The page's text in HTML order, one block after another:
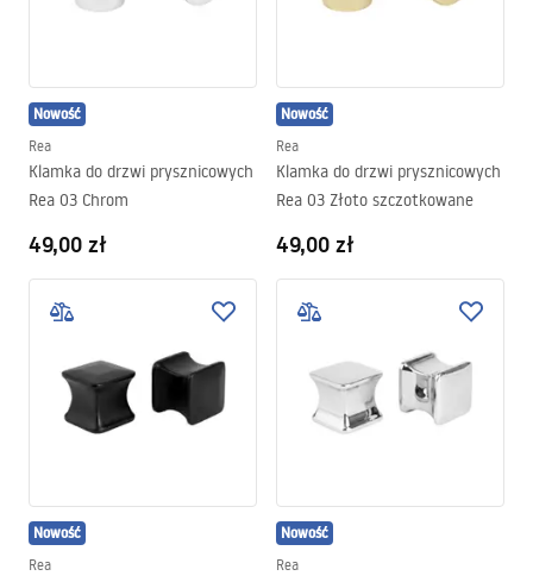
Nowość
Rea
Klamka do drzwi prysznicowych
Rea 03 Chrom
49,00 zł
Nowość
Rea
Klamka do drzwi prysznicowych
Rea 03 Złoto szczotkowane
49,00 zł
Nowość
Rea
Nowość
Rea